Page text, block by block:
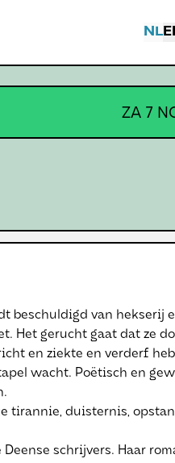
NL
ZA 7
beschuldigd van hekserij
Het gerucht gaat dat ze
en ziekte en verderf
wacht. Poëtisch en
tirannie, duisternis,
schrijvers. Haar